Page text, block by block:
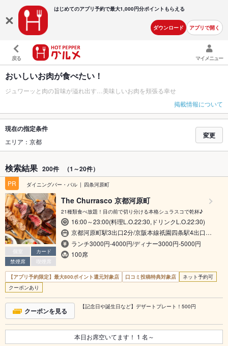
はじめてのアプリ予約で最大1,000円分ポイントもらえる
ダウンロード アプリで開く
戻る マイメニュー
おいしいお肉が食べたい！
ジュワーッと肉の旨味が溢れ出す…美味しいお肉を頬張る幸せ
掲載情報について
現在の指定条件
エリア：京都
変更
検索結果 200件 （1～20件）
PR ダイニングバー・バル 四条河原町
個室
カード
禁煙席
喫煙席
The Churrasco 京都河原町
21種類食べ放題！目の前で切り分ける本格シュラスコで乾杯♪
16:00～23:00(料理L.O.22:30,ドリンクL.O.22:30)
京都河原町駅3出口2分/京阪本線祇園四条駅4出口…
ランチ3000円-4000円/ディナー3000円-5000円
100席
【アプリ予約限定】最大800ポイント還元対象店 口コミ投稿特典対象店
ネット予約可
クーポンあり
クーポンを見る 【記念日や誕生日など】デザートプレート！500円
本日お席空いてます！ 1 名～